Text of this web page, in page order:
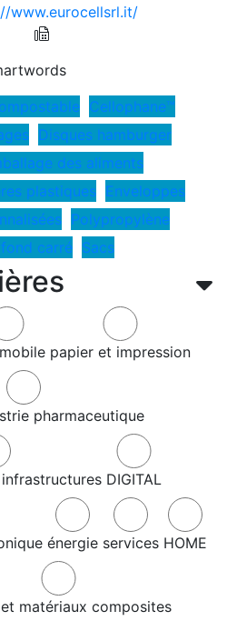
papier et impression
pharmaceutique
DIGITAL
énergie services HOME
matériaux composites
www.eurocellsrl.it/
Cellophane™
Disques hamburger
des aliments
plastiques Enveloppes
Polypropylène
carré Sacs